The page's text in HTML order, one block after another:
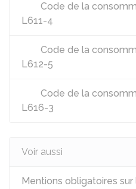
Code de la
L611-4
Code de la
L612-5
Code de la
L616-3
Voir aussi
Mentions obligatoires